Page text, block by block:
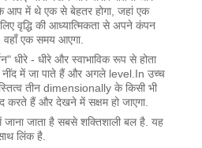
में थे एक से बेहतर होगा, जहां एक
वृद्धि की आध्यात्मिकता से अपने कंपन
एक समय आएगा.
धीरे - धीरे और स्वाभाविक रूप से होता
में जा पाते हैं और अगले level.In उच्च
तीन dimensionally के किसी भी
करते हैं और देखने में सक्षम हो जाएगा.
में जाना जाता है सबसे शक्तिशाली बल है. यह
लिंक है.